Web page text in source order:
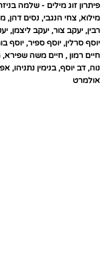
פיתרון זוג מילים - שלמה
מילוא, צחי הנגבי, נסים דהן,
רבין, יעקב צור, יעקב ליצמן,
יוסף סרלין, יוסף ספיר, יוסף
חיים רמון , חיים משה שפירא,
נוה, דב יוסף, בנימין
אולמרט